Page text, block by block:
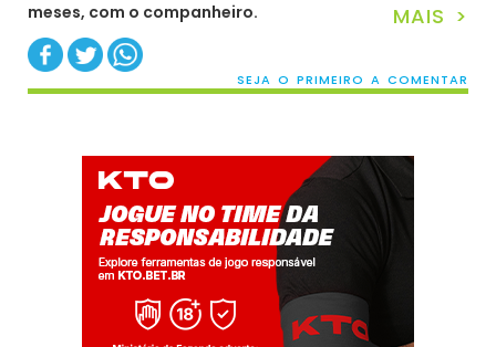
meses, com o companheiro.
MAIS >
SEJA O PRIMEIRO A COMENTAR